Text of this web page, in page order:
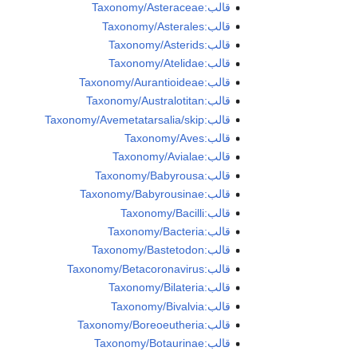
قالب:Taxonomy/Asteraceae
قالب:Taxonomy/Asterales
قالب:Taxonomy/Asterids
قالب:Taxonomy/Atelidae
قالب:Taxonomy/Aurantioideae
قالب:Taxonomy/Australotitan
قالب:Taxonomy/Avemetatarsalia/skip
قالب:Taxonomy/Aves
قالب:Taxonomy/Avialae
قالب:Taxonomy/Babyrousa
قالب:Taxonomy/Babyrousinae
قالب:Taxonomy/Bacilli
قالب:Taxonomy/Bacteria
قالب:Taxonomy/Bastetodon
قالب:Taxonomy/Betacoronavirus
قالب:Taxonomy/Bilateria
قالب:Taxonomy/Bivalvia
قالب:Taxonomy/Boreoeutheria
قالب:Taxonomy/Botaurinae